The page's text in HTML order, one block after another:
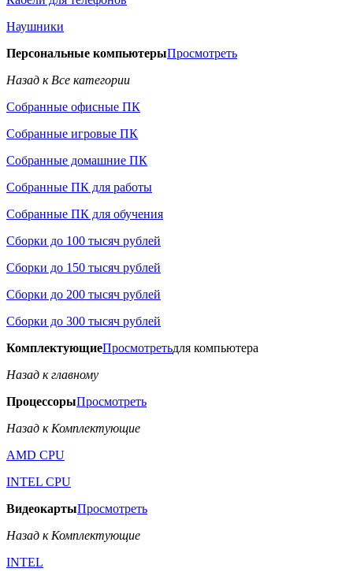
Наушники
Персональные компьютерыПросмотреть
Назад к Все категории
Собранные офисные ПК
Собранные игровые ПК
Собранные домашние ПК
Собранные ПК для работы
Собранные ПК для обучения
Сборки до 100 тысяч рублей
Сборки до 150 тысяч рублей
Сборки до 200 тысяч рублей
Сборки до 300 тысяч рублей
КомплектующиеПросмотретьдля компьютера
Назад к главному
ПроцессорыПросмотреть
Назад к Комплектующие
AMD CPU
INTEL CPU
ВидеокартыПросмотреть
Назад к Комплектующие
INTEL